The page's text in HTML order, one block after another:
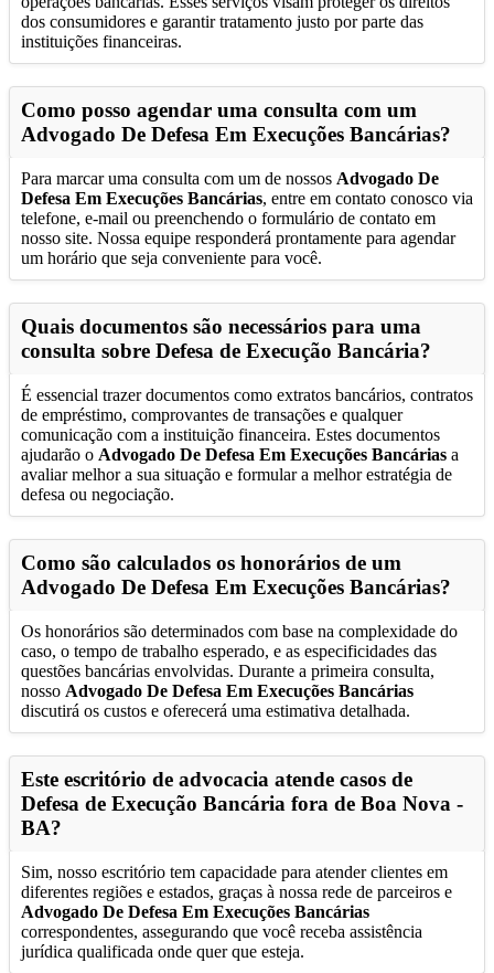
dos consumidores e garantir tratamento justo por parte das
instituições financeiras.
Como posso agendar uma consulta com um
Advogado De Defesa Em Execuções Bancárias?
Para marcar uma consulta com um de nossos Advogado De
Defesa Em Execuções Bancárias, entre em contato conosco via
telefone, e-mail ou preenchendo o formulário de contato em
nosso site. Nossa equipe responderá prontamente para agendar
um horário que seja conveniente para você.
Quais documentos são necessários para uma
consulta sobre Defesa de Execução Bancária?
É essencial trazer documentos como extratos bancários, contratos
de empréstimo, comprovantes de transações e qualquer
comunicação com a instituição financeira. Estes documentos
ajudarão o Advogado De Defesa Em Execuções Bancárias a
avaliar melhor a sua situação e formular a melhor estratégia de
defesa ou negociação.
Como são calculados os honorários de um
Advogado De Defesa Em Execuções Bancárias?
Os honorários são determinados com base na complexidade do
caso, o tempo de trabalho esperado, e as especificidades das
questões bancárias envolvidas. Durante a primeira consulta,
nosso Advogado De Defesa Em Execuções Bancárias
discutirá os custos e oferecerá uma estimativa detalhada.
Este escritório de advocacia atende casos de
Defesa de Execução Bancária fora de Boa Nova -
BA?
Sim, nosso escritório tem capacidade para atender clientes em
diferentes regiões e estados, graças à nossa rede de parceiros e
Advogado De Defesa Em Execuções Bancárias
correspondentes, assegurando que você receba assistência
jurídica qualificada onde quer que esteja.